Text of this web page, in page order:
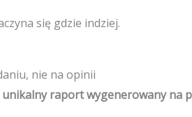
się gdzie indziej.
nie na opinii
unikalny raport wygenerowany na